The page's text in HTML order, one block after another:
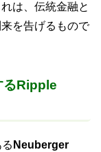
は、伝統金融と
を告げるもので
るRipple
Neuberger